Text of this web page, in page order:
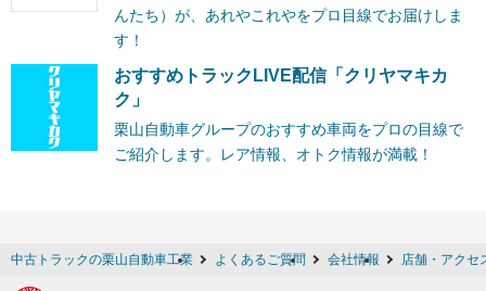
んたち）が、あれやこれやをプロ目線でお届けしま
す！
おすすめトラックLIVE配信「クリヤマキカ
ク」
栗山自動車グループのおすすめ車両をプロの目線で
ご紹介します。レア情報、オトク情報が満載！
中古トラックの栗山自動車工業 よくあるご質問 会社情報 店舗・アクセ